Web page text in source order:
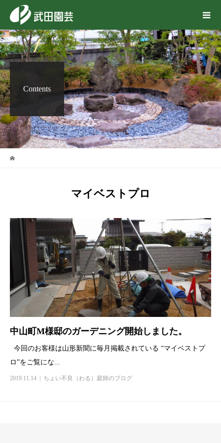
Contents
マイベストプロ
中山町M様邸のガーデニング開始しました。
今回のお客様は山形新聞に毎月掲載されている “マイベストプ
ロ”をご覧にな...
2019.11.14 ちょい不良（わる）庭師のブログ